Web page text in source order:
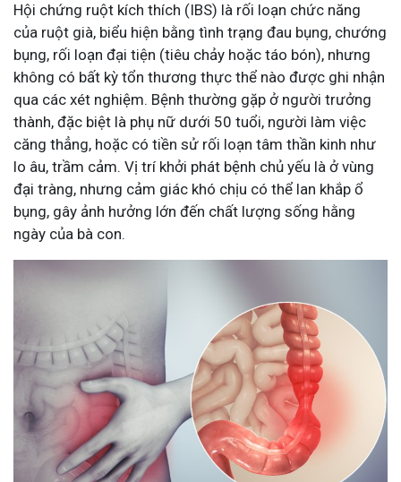
Hội chứng ruột kích thích (IBS) là rối loạn chức năng
của ruột già, biểu hiện bằng tình trạng đau bụng, chướng
bụng, rối loạn đại tiện (tiêu chảy hoặc táo bón), nhưng
không có bất kỳ tổn thương thực thể nào được ghi nhận
qua các xét nghiệm. Bệnh thường gặp ở người trưởng
thành, đặc biệt là phụ nữ dưới 50 tuổi, người làm việc
căng thẳng, hoặc có tiền sử rối loạn tâm thần kinh như
lo âu, trầm cảm. Vị trí khởi phát bệnh chủ yếu là ở vùng
đại tràng, nhưng cảm giác khó chịu có thể lan khắp ổ
bụng, gây ảnh hưởng lớn đến chất lượng sống hằng
ngày của bà con.